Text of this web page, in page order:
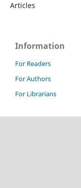
Articles
Information
For Readers
For Authors
For Librarians